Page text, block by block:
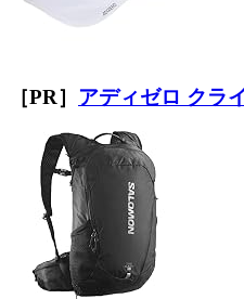
［PR］ アディゼロ クラ